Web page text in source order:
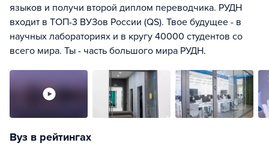
языков и получи второй диплом переводчика. РУДН
входит в ТОП-3 ВУЗов России (QS). Твое будущее - в
научных лабораториях и в кругу 40000 студентов со
всего мира. Ты - часть большого мира РУДН.
Вуз в рейтингах